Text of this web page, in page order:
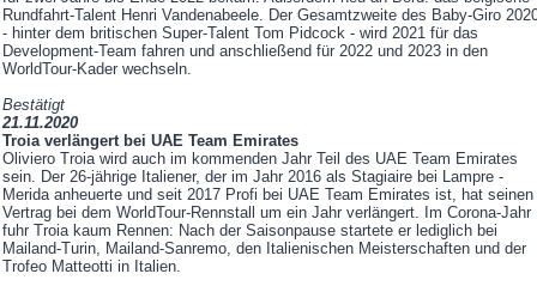
Rundfahrt-Talent Henri Vandenabeele. Der Gesamtzweite des Baby-Giro
- hinter dem britischen Super-Talent Tom Pidcock - wird 2021 für das
Development-Team fahren und anschließend für 2022 und 2023 in den
WorldTour-Kader wechseln.
Bestätigt
21.11.2020
Troia verlängert bei UAE Team Emirates
Oliviero Troia wird auch im kommenden Jahr Teil des UAE Team Emirates
sein. Der 26-jährige Italiener, der im Jahr 2016 als Stagiaire bei Lampre -
Merida anheuerte und seit 2017 Profi bei UAE Team Emirates ist, hat seinen
Vertrag bei dem WorldTour-Rennstall um ein Jahr verlängert. Im Corona-Jahr
fuhr Troia kaum Rennen: Nach der Saisonpause startete er lediglich bei
Mailand-Turin, Mailand-Sanremo, den Italienischen Meisterschaften und der
Trofeo Matteotti in Italien.